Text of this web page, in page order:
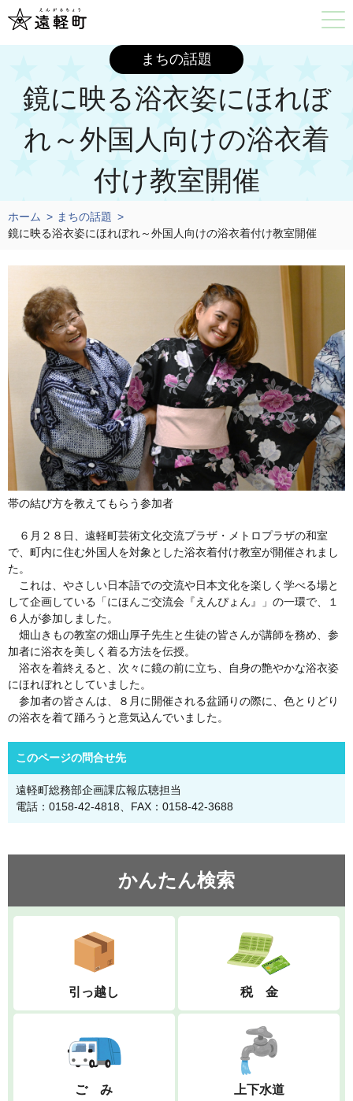
まちの話題
鏡に映る浴衣姿にほれぼ
れ～外国人向けの浴衣着
付け教室開催
ホーム
まちの話題
鏡に映る浴衣姿にほれぼれ～外国人向けの浴衣着付け教室開催
帯の結び方を教えてもらう参加者
６月２８日、遠軽町芸術文化交流プラザ・メトロプラザの和室
で、町内に住む外国人を対象とした浴衣着付け教室が開催されまし
た。
これは、やさしい日本語での交流や日本文化を楽しく学べる場と
して企画している「にほんご交流会『えんぴょん』」の一環で、１
６人が参加しました。
畑山きもの教室の畑山厚子先生と生徒の皆さんが講師を務め、参
加者に浴衣を美しく着る方法を伝授。
浴衣を着終えると、次々に鏡の前に立ち、自身の艶やかな浴衣姿
にほれぼれとしていました。
参加者の皆さんは、８月に開催される盆踊りの際に、色とりどり
の浴衣を着て踊ろうと意気込んでいました。
このページの問合せ先
遠軽町総務部企画課広報広聴担当
電話：0158-42-4818、FAX：0158-42-3688
かんたん検索
引っ越し 税 金
ご み 上下水道